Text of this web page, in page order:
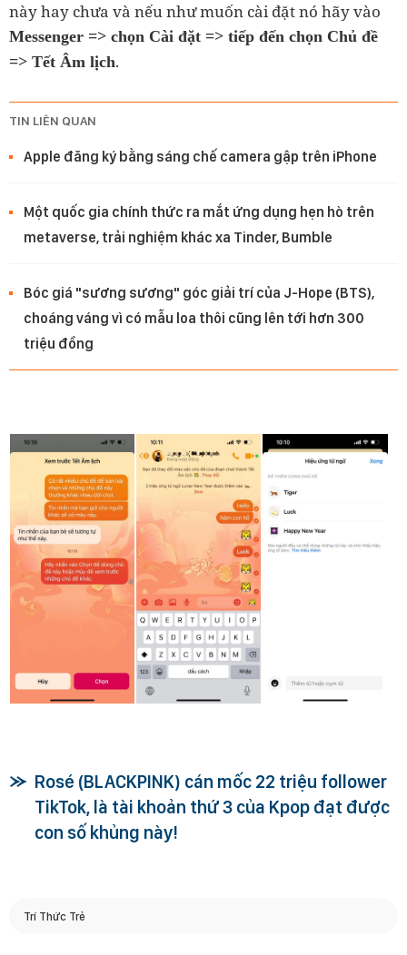
này hay chưa và nếu như muốn cài đặt nó hãy vào
Messenger => chọn Cài đặt => tiếp đến chọn Chủ đề
=> Tết Âm lịch.
TIN LIÊN QUAN
Apple đăng ký bằng sáng chế camera gập trên iPhone
Một quốc gia chính thức ra mắt ứng dụng hẹn hò trên
metaverse, trải nghiệm khác xa Tinder, Bumble
Bóc giá "sương sương" góc giải trí của J-Hope (BTS),
choáng váng vì có mẫu loa thôi cũng lên tới hơn 300
triệu đồng
Rosé (BLACKPINK) cán mốc 22 triệu follower
TikTok, là tài khoản thứ 3 của Kpop đạt được
con số khủng này!
Trí Thức Trẻ